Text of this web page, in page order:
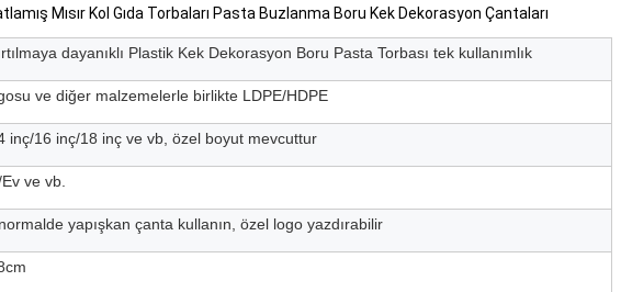
Mısır Kol Gıda Torbaları Pasta Buzlanma Boru Kek Dekorasyon Çantaları
dayanıklı Plastik Kek Dekorasyon Boru Pasta Torbası tek kullanımlık
ve diğer malzemelerle birlikte LDPE/HDPE
inç/16 inç/18 inç ve vb, özel boyut mevcuttur
ve vb.
yapışkan çanta kullanın, özel logo yazdırabilir